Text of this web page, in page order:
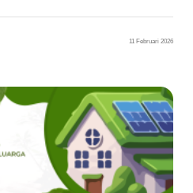
11 Februari 2026